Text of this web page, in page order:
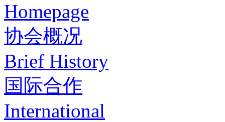
Homepage
协会概况
Brief History
国际合作
International